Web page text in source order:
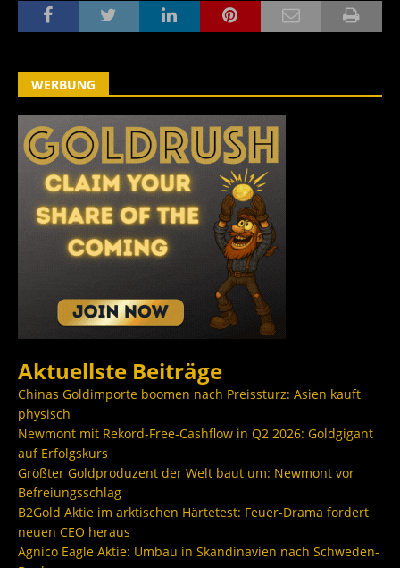
WERBUNG
Aktuellste Beiträge
Chinas Goldimporte boomen nach Preissturz: Asien kauft
physisch
Newmont mit Rekord-Free-Cashflow in Q2 2026: Goldgigant
auf Erfolgskurs
Größter Goldproduzent der Welt baut um: Newmont vor
Befreiungsschlag
B2Gold Aktie im arktischen Härtetest: Feuer-Drama fordert
neuen CEO heraus
Agnico Eagle Aktie: Umbau in Skandinavien nach Schweden-